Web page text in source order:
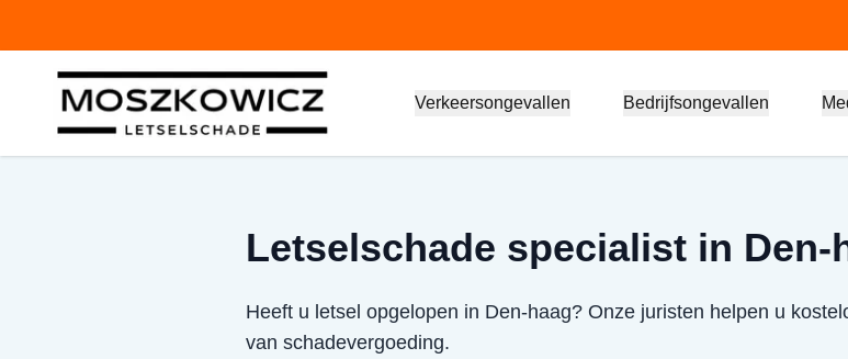
Verkeersongevallen Bedrijfsongevallen
Letselschade specialist in Den-
Heeft u letsel opgelopen in Den-haag? Onze juristen helpen u
van schadevergoeding.